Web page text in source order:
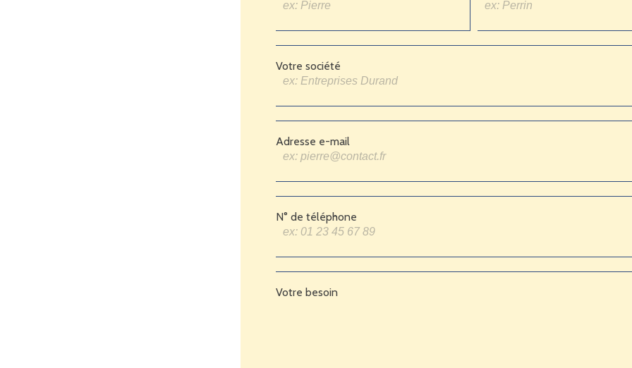
Votre société
Adresse e-mail
N° de téléphone
Votre besoin